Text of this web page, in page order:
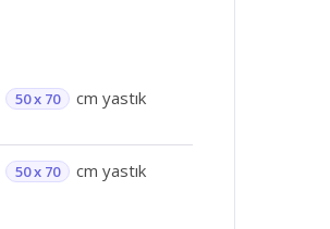
50 x 70
cm yastık
50 x 70
cm yastık